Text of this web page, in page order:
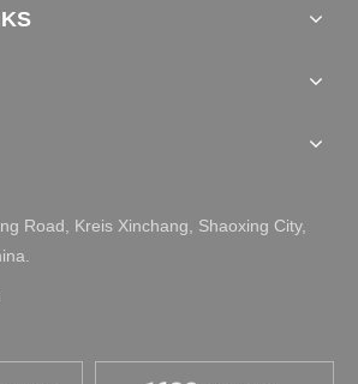
Road, Kreis Xinchang, Shaoxing City,